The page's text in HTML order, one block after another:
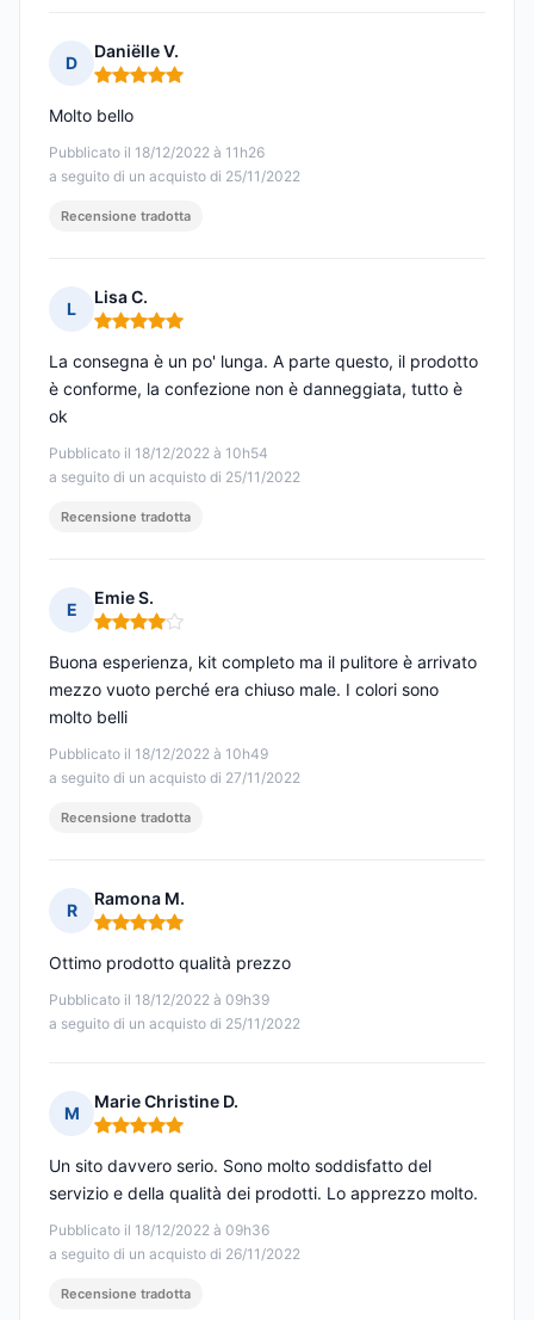
D
Daniëlle V.
Nota: 5 su 5
Pubblicato il 18/12/2022 à 11h26
a seguito di un acquisto di 25/11/2022
Molto bello
Recensione tradotta
L
Lisa C.
Nota: 5 su 5
Pubblicato il 18/12/2022 à 10h54
a seguito di un acquisto di 25/11/2022
La consegna è un po' lunga. A parte questo, il prodotto
è conforme, la confezione non è danneggiata, tutto è
ok
Recensione tradotta
E
Emie S.
Nota: 4 su 5
Pubblicato il 18/12/2022 à 10h49
a seguito di un acquisto di 27/11/2022
Buona esperienza, kit completo ma il pulitore è arrivato
mezzo vuoto perché era chiuso male. I colori sono
molto belli
Recensione tradotta
R
Ramona M.
Nota: 5 su 5
Pubblicato il 18/12/2022 à 09h39
a seguito di un acquisto di 25/11/2022
Ottimo prodotto qualità prezzo
M
Marie Christine D.
Nota: 5 su 5
Pubblicato il 18/12/2022 à 09h36
a seguito di un acquisto di 26/11/2022
Un sito davvero serio. Sono molto soddisfatto del
servizio e della qualità dei prodotti. Lo apprezzo molto.
Recensione tradotta